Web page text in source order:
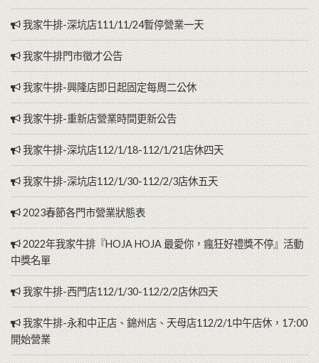
我家牛排-深坑店111/11/24暫停營業一天
我家牛排門市徵才公告
我家牛排-興隆店即日起固定每周二公休
我家牛排-重新店營業時間更新公告
我家牛排-深坑店112/1/18-112/1/21店休四天
我家牛排-深坑店112/1/30-112/2/3店休五天
2023春節各門市營業狀態表
2022年我家牛排『HOJA HOJA 最愛你，瘋狂好禮獎不停』活動
中獎名單
我家牛排-西門店112/1/30-112/2/2店休四天
我家牛排-永和中正店、錦州店、天母店112/2/1中午店休，17:00
開始營業